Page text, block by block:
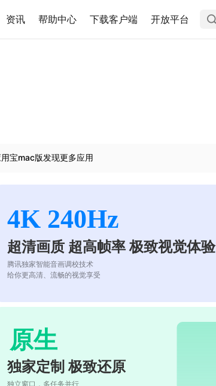
资讯 帮助中心 下载客户端 开放平台
宝mac版发现更多应用
4K 240Hz
超清画质 超高帧率 极致视觉体验
腾讯独家智能音画调校技术
给你更高清、流畅的视觉享受
原生
独家定制 极致还原
独立窗口，多任务并行